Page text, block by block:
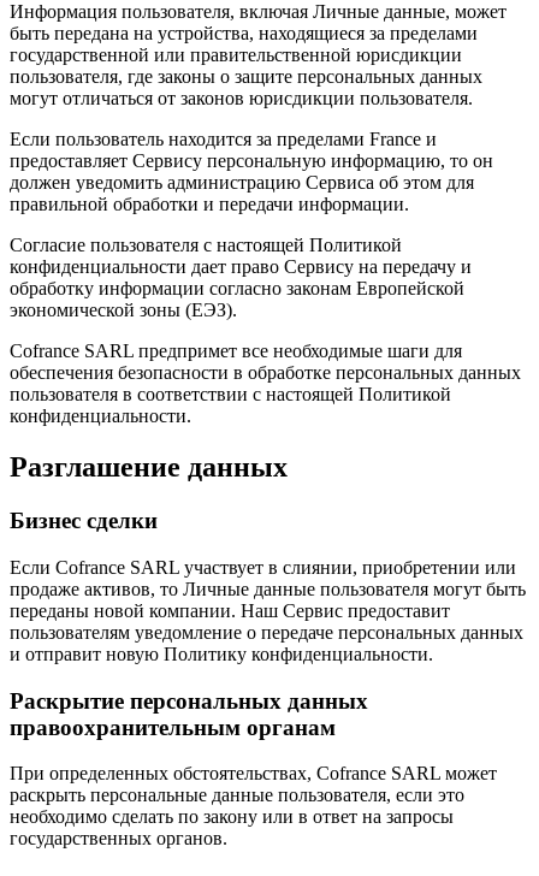
Информация пользователя, включая Личные данные, может
быть передана на устройства, находящиеся за пределами
государственной или правительственной юрисдикции
пользователя, где законы о защите персональных данных
могут отличаться от законов юрисдикции пользователя.
Если пользователь находится за пределами France и
предоставляет Сервису персональную информацию, то он
должен уведомить администрацию Сервиса об этом для
правильной обработки и передачи информации.
Согласие пользователя с настоящей Политикой
конфиденциальности дает право Сервису на передачу и
обработку информации согласно законам Европейской
экономической зоны (ЕЭЗ).
Cofrance SARL предпримет все необходимые шаги для
обеспечения безопасности в обработке персональных данных
пользователя в соответствии с настоящей Политикой
конфиденциальности.
Разглашение данных
Бизнес сделки
Если Cofrance SARL участвует в слиянии, приобретении или
продаже активов, то Личные данные пользователя могут быть
переданы новой компании. Наш Сервис предоставит
пользователям уведомление о передаче персональных данных
и отправит новую Политику конфиденциальности.
Раскрытие персональных данных
правоохранительным органам
При определенных обстоятельствах, Cofrance SARL может
раскрыть персональные данные пользователя, если это
необходимо сделать по закону или в ответ на запросы
государственных органов.